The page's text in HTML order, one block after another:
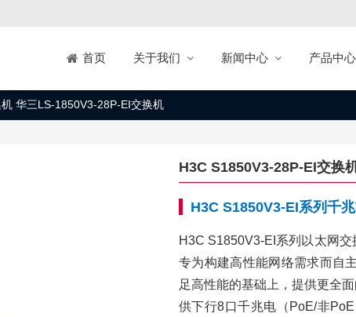
首页 关于我们 新闻中心 产品中心
华三LS-1850V3-28P-EI交换机
H3C S1850V3-28P-EI交换
H3C S1850V3-EI系列千
H3C S1850V3-EI系列以太网
专为构建高性能网络需求而自
足高性能的基础上，提供更全
供下行8口千兆电（PoE/非